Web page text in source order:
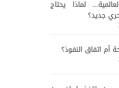
لماذا يحتاج
جديد؟
أم اتفاق النفوذ؟